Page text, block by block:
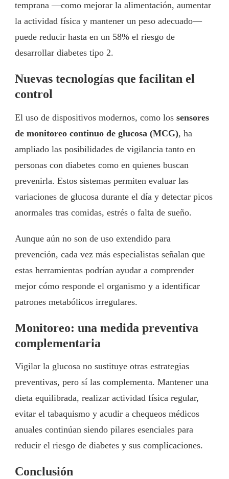
temprana —como mejorar la alimentación, aumentar
la actividad física y mantener un peso adecuado—
puede reducir hasta en un 58% el riesgo de
desarrollar diabetes tipo 2.
Nuevas tecnologías que facilitan el
control
El uso de dispositivos modernos, como los sensores
de monitoreo continuo de glucosa (MCG), ha
ampliado las posibilidades de vigilancia tanto en
personas con diabetes como en quienes buscan
prevenirla. Estos sistemas permiten evaluar las
variaciones de glucosa durante el día y detectar picos
anormales tras comidas, estrés o falta de sueño.
Aunque aún no son de uso extendido para
prevención, cada vez más especialistas señalan que
estas herramientas podrían ayudar a comprender
mejor cómo responde el organismo y a identificar
patrones metabólicos irregulares.
Monitoreo: una medida preventiva
complementaria
Vigilar la glucosa no sustituye otras estrategias
preventivas, pero sí las complementa. Mantener una
dieta equilibrada, realizar actividad física regular,
evitar el tabaquismo y acudir a chequeos médicos
anuales continúan siendo pilares esenciales para
reducir el riesgo de diabetes y sus complicaciones.
Conclusión